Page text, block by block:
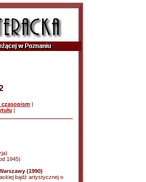
czasopism |
|
1945)
(1990)
bądź artystycznej o